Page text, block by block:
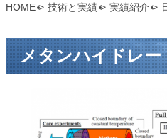
HOME> 技術と実績 > 実績紹介 >
メタンハイドレー